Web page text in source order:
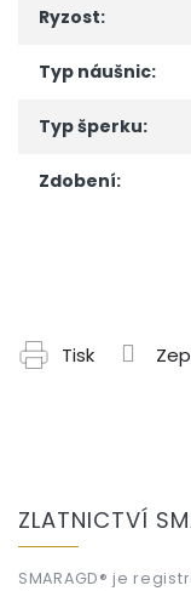
Ryzost:
Typ náušnic:
Typ šperku:
Zdobení:
Tisk
ZLATNICTVÍ
SMARAGD® je